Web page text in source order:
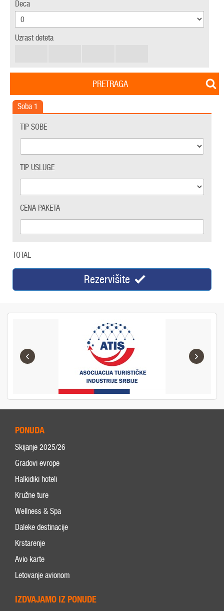
Deca
Uzrast deteta
PRETRAGA
Soba 1
TIP SOBE
TIP USLUGE
CENA PAKETA
TOTAL
Rezervišite
‹ ›
PONUDA
Skijanje 2025/26
Gradovi evrope
Halkidiki hoteli
Kružne ture
Wellness & Spa
Daleke destinacije
Krstarenje
Avio karte
Letovanje avionom
IZDVAJAMO IZ PONUDE